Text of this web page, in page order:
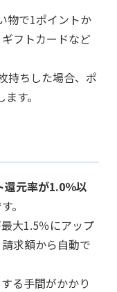
物で1ポイントか
フトカードなど
持ちした場合、ポ
す。
還元率が1.0％以
。
大1.5％にアップ
求額から自動で
る手間がかかり